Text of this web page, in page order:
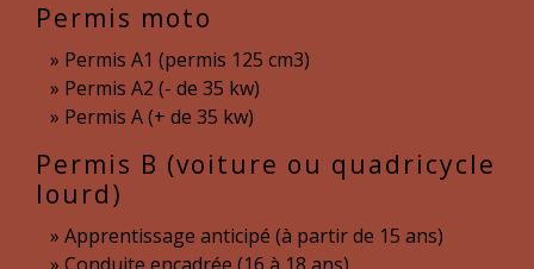
Permis moto
Permis A1 (permis 125 cm3)
Permis A2 (- de 35 kw)
Permis A (+ de 35 kw)
Permis B (voiture ou quadricycle
lourd)
Apprentissage anticipé (à partir de 15 ans)